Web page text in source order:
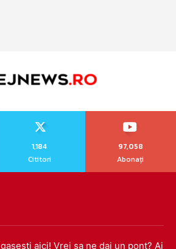
1,184
Cititori
97,058
Abonați
aici! Vrei sa ne dai un pont? Ai